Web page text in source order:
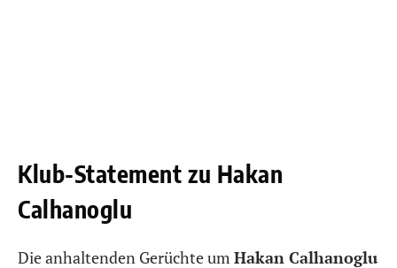
Klub-Statement zu Hakan
Calhanoglu
Die anhaltenden Gerüchte um Hakan Calhanoglu